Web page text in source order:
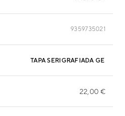
9359735021
TAPA SERIGRAFIADA
22,00 €